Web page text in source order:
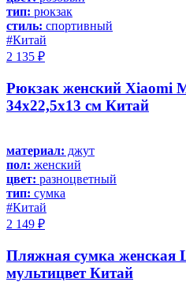
тип: рюкзак
стиль: спортивный
#Китай
2 135 ₽
Рюкзак женский Xiaomi
34х22,5х13 см Китай
материал: джут
пол: женский
цвет: разноцветный
тип: сумка
#Китай
2 149 ₽
Пляжная сумка женская
мультицвет Китай